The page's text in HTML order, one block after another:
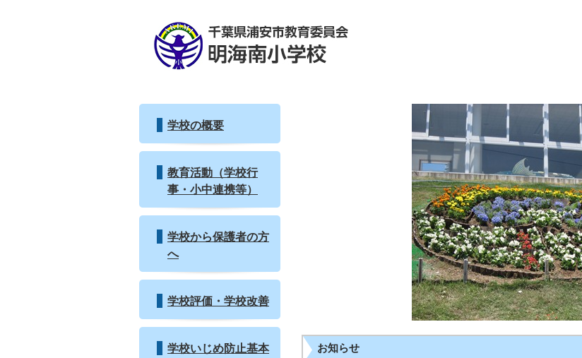
お知らせ
学校の概要
教育活動（学校行
事・小中連携等）
学校から保護者の方
へ
学校評価・学校改善
学校いじめ防止基本